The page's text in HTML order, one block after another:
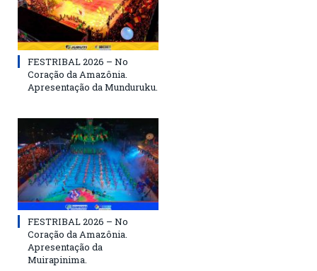
FESTRIBAL 2026 – No
Coração da Amazônia.
Apresentação da Munduruku.
FESTRIBAL 2026 – No
Coração da Amazônia.
Apresentação da
Muirapinima.